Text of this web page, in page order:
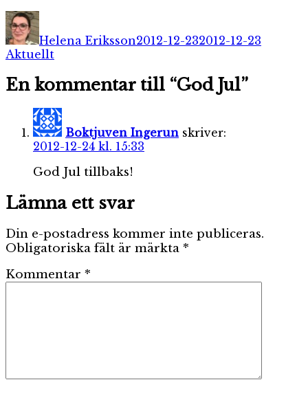
Författare
Helena Eriksson2012-12-232012-12-23
Aktuellt
En kommentar till “God Jul”
Boktjuven Ingerun skriver:
2012-12-24 kl. 15:33
God Jul tillbaks!
Lämna ett svar
Din e-postadress kommer inte publiceras.
Obligatoriska fält är märkta *
Kommentar *